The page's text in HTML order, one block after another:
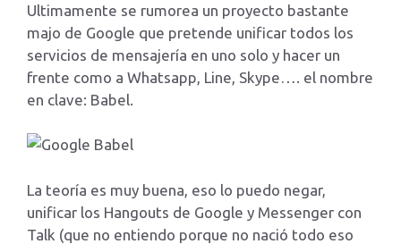
Ultimamente se rumorea un proyecto bastante
majo de Google que pretende unificar todos los
servicios de mensajería en uno solo y hacer un
frente como a Whatsapp, Line, Skype…. el nombre
en clave: Babel.
La teoría es muy buena, eso lo puedo negar,
unificar los Hangouts de Google y Messenger con
Talk (que no entiendo porque no nació todo eso